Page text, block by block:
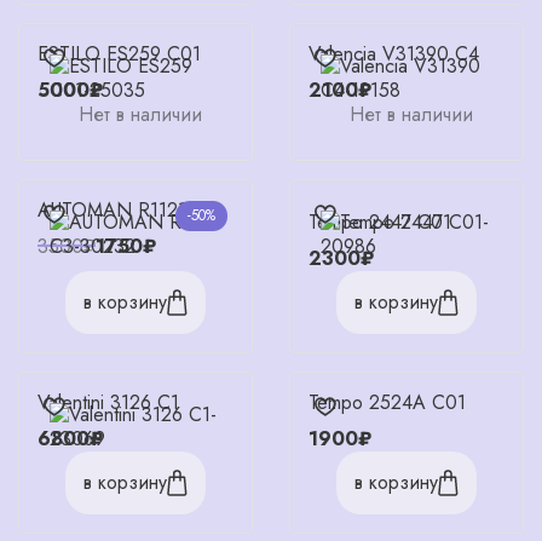
ESTILO ES259 C01
5000₽
Нет в наличии
Valencia V31390 C4
2100₽
Нет в наличии
-50%
AUTOMAN R1121 C3
3500₽1750₽
в корзину
Tempo 2447 C01
2300₽
в корзину
Valentini 3126 С1
6800₽
в корзину
Tempo 2524A C01
1900₽
в корзину